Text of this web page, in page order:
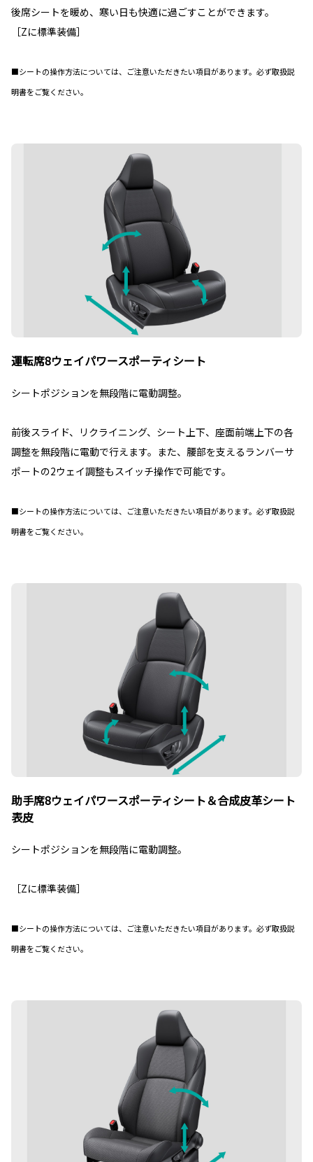
後席シートを暖め、寒い日も快適に過ごすことができます。
［Zに標準装備］
■シートの操作方法については、ご注意いただきたい項目があります。必ず取扱説
明書をご覧ください。
運転席8ウェイパワースポーティシート
シートポジションを無段階に電動調整。
前後スライド、リクライニング、シート上下、座面前端上下の各
調整を無段階に電動で行えます。また、腰部を支えるランバーサ
ポートの2ウェイ調整もスイッチ操作で可能です。
■シートの操作方法については、ご注意いただきたい項目があります。必ず取扱説
明書をご覧ください。
助手席8ウェイパワースポーティシート＆合成皮革シート
表皮
シートポジションを無段階に電動調整。
［Zに標準装備］
■シートの操作方法については、ご注意いただきたい項目があります。必ず取扱説
明書をご覧ください。